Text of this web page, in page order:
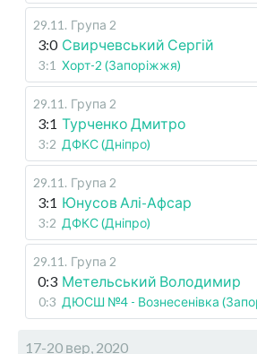
29.11 . Група 2
3:0 Свирчевський Сергій
3:1 Хорт-2 (Запоріжжя)
29.11 . Група 2
3:1 Турченко Дмитро
3:2 ДФКС (Дніпро)
29.11 . Група 2
3:1 Юнусов Алі-Афсар
3:2 ДФКС (Дніпро)
29.11 . Група 2
0:3 Метельський Володимир
0:3 ДЮСШ №4 - Вознесенівка
17-20 вер, 2020